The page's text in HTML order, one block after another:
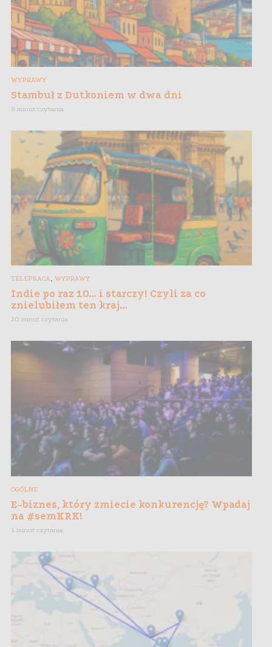
WYPRAWY
Stambuł z Dutkoniem w dwa dni
8 minut czytania
TELEPRACA, WYPRAWY
Indie po raz 10… i starczy! Czyli za co
znielubiłem ten kraj…
20 minut czytania
OGÓLNE
E-biznes, który zmiecie konkurencję? Wpadaj
na #semKRK!
1 minut czytania